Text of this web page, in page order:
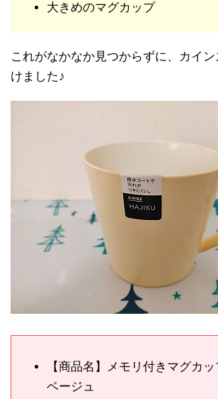
大きめのマグカップ
これがなかなか見つからずに、カイ
けました♪
【商品名】メモリ付きマグカ
ベージュ